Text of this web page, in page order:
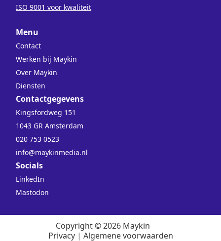
ISO 9001 voor kwaliteit
Menu
Contact
Werken bij Maykin
Over Maykin
Diensten
Contactgegevens
Kingsfordweg 151
1043 GR Amsterdam
020 753 0523
info@maykinmedia.nl
Socials
LinkedIn
Mastodon
Copyright © 2026 Maykin
Privacy | Algemene voorwaarden